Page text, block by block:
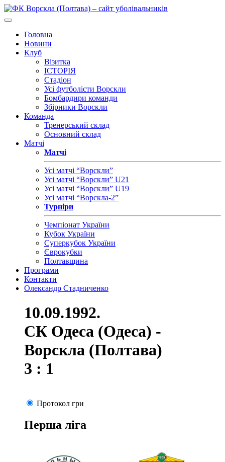
Головна
Новини
Клуб
Візитка
ІСТОРІЯ
Стадіон
Усі футболісти Ворскли
Бомбардири команди
Збірники Ворскли
Команда
Тренерський склад
Основний склад
Матчі
Матчі
Усі матчі “Ворскли”
Усі матчі “Ворскли” U21
Усі матчі “Ворскли” U19
Усі матчі “Ворскла-2”
Турніри
Чемпіонат України
Кубок України
Суперкубок України
Єврокубки
Полтавщина
Програми
Контакти
Олександр Стадниченко
10.09.1992.
СК Одеса (Одеса) -
Ворскла (Полтава)
3 : 1
Протокол гри
Перша ліга